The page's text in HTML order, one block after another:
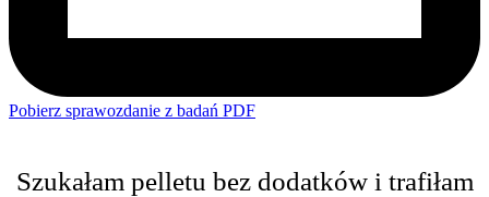
Pobierz sprawozdanie z badań PDF
Szukałam pelletu bez dodatków i trafiłam